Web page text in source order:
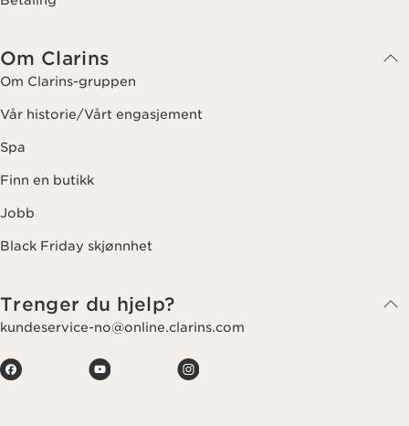
Om Clarins
Om Clarins-gruppen
Vår historie/Vårt engasjement
Spa
Finn en butikk
Jobb
Black Friday skjønnhet
Trenger du hjelp?
kundeservice-no@online.clarins.com